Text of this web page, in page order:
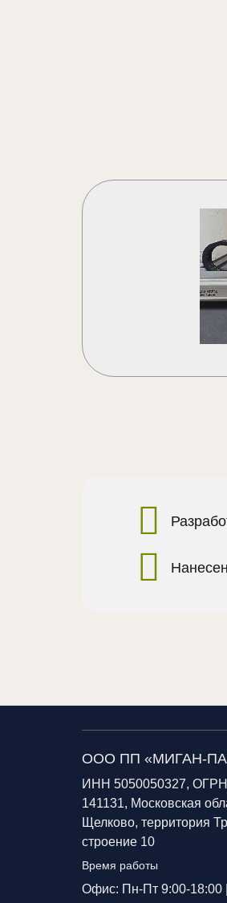
ООО ПП «МИГАН-
ИНН 5050050327,
141131, Московская
Щелково, территория
строение 10
Время работы
Офис: Пн-Пт 9:00-18:00